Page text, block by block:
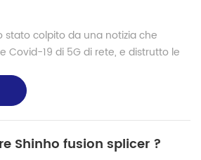
stato colpito da una notizia che
Covid-19 di 5G di rete, e distrutto le
Shinho fusion splicer ?